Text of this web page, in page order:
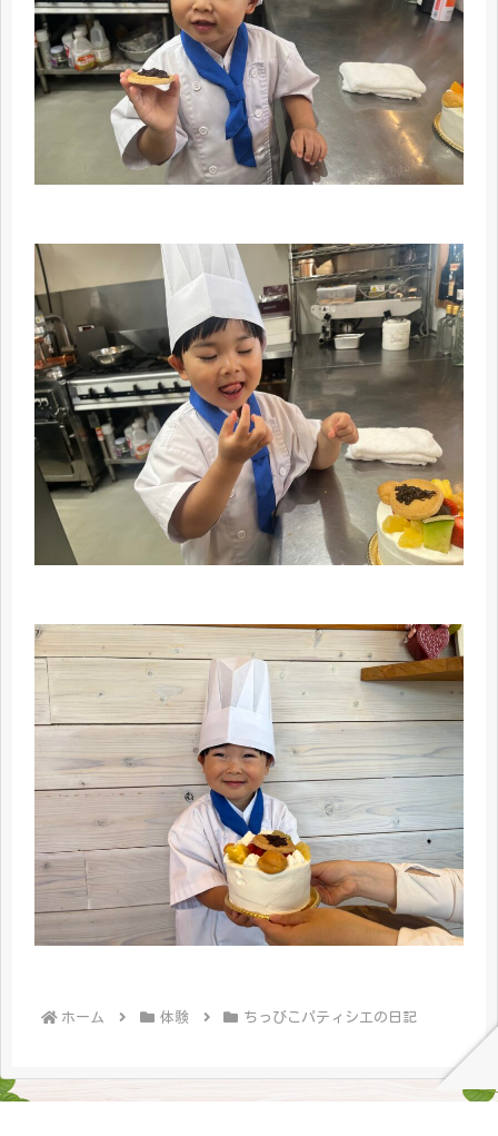
ホーム 体験 ちっびこパティシエの日記